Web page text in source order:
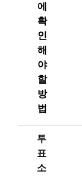
에
확
인
해
야
할
방
법
투
표
소